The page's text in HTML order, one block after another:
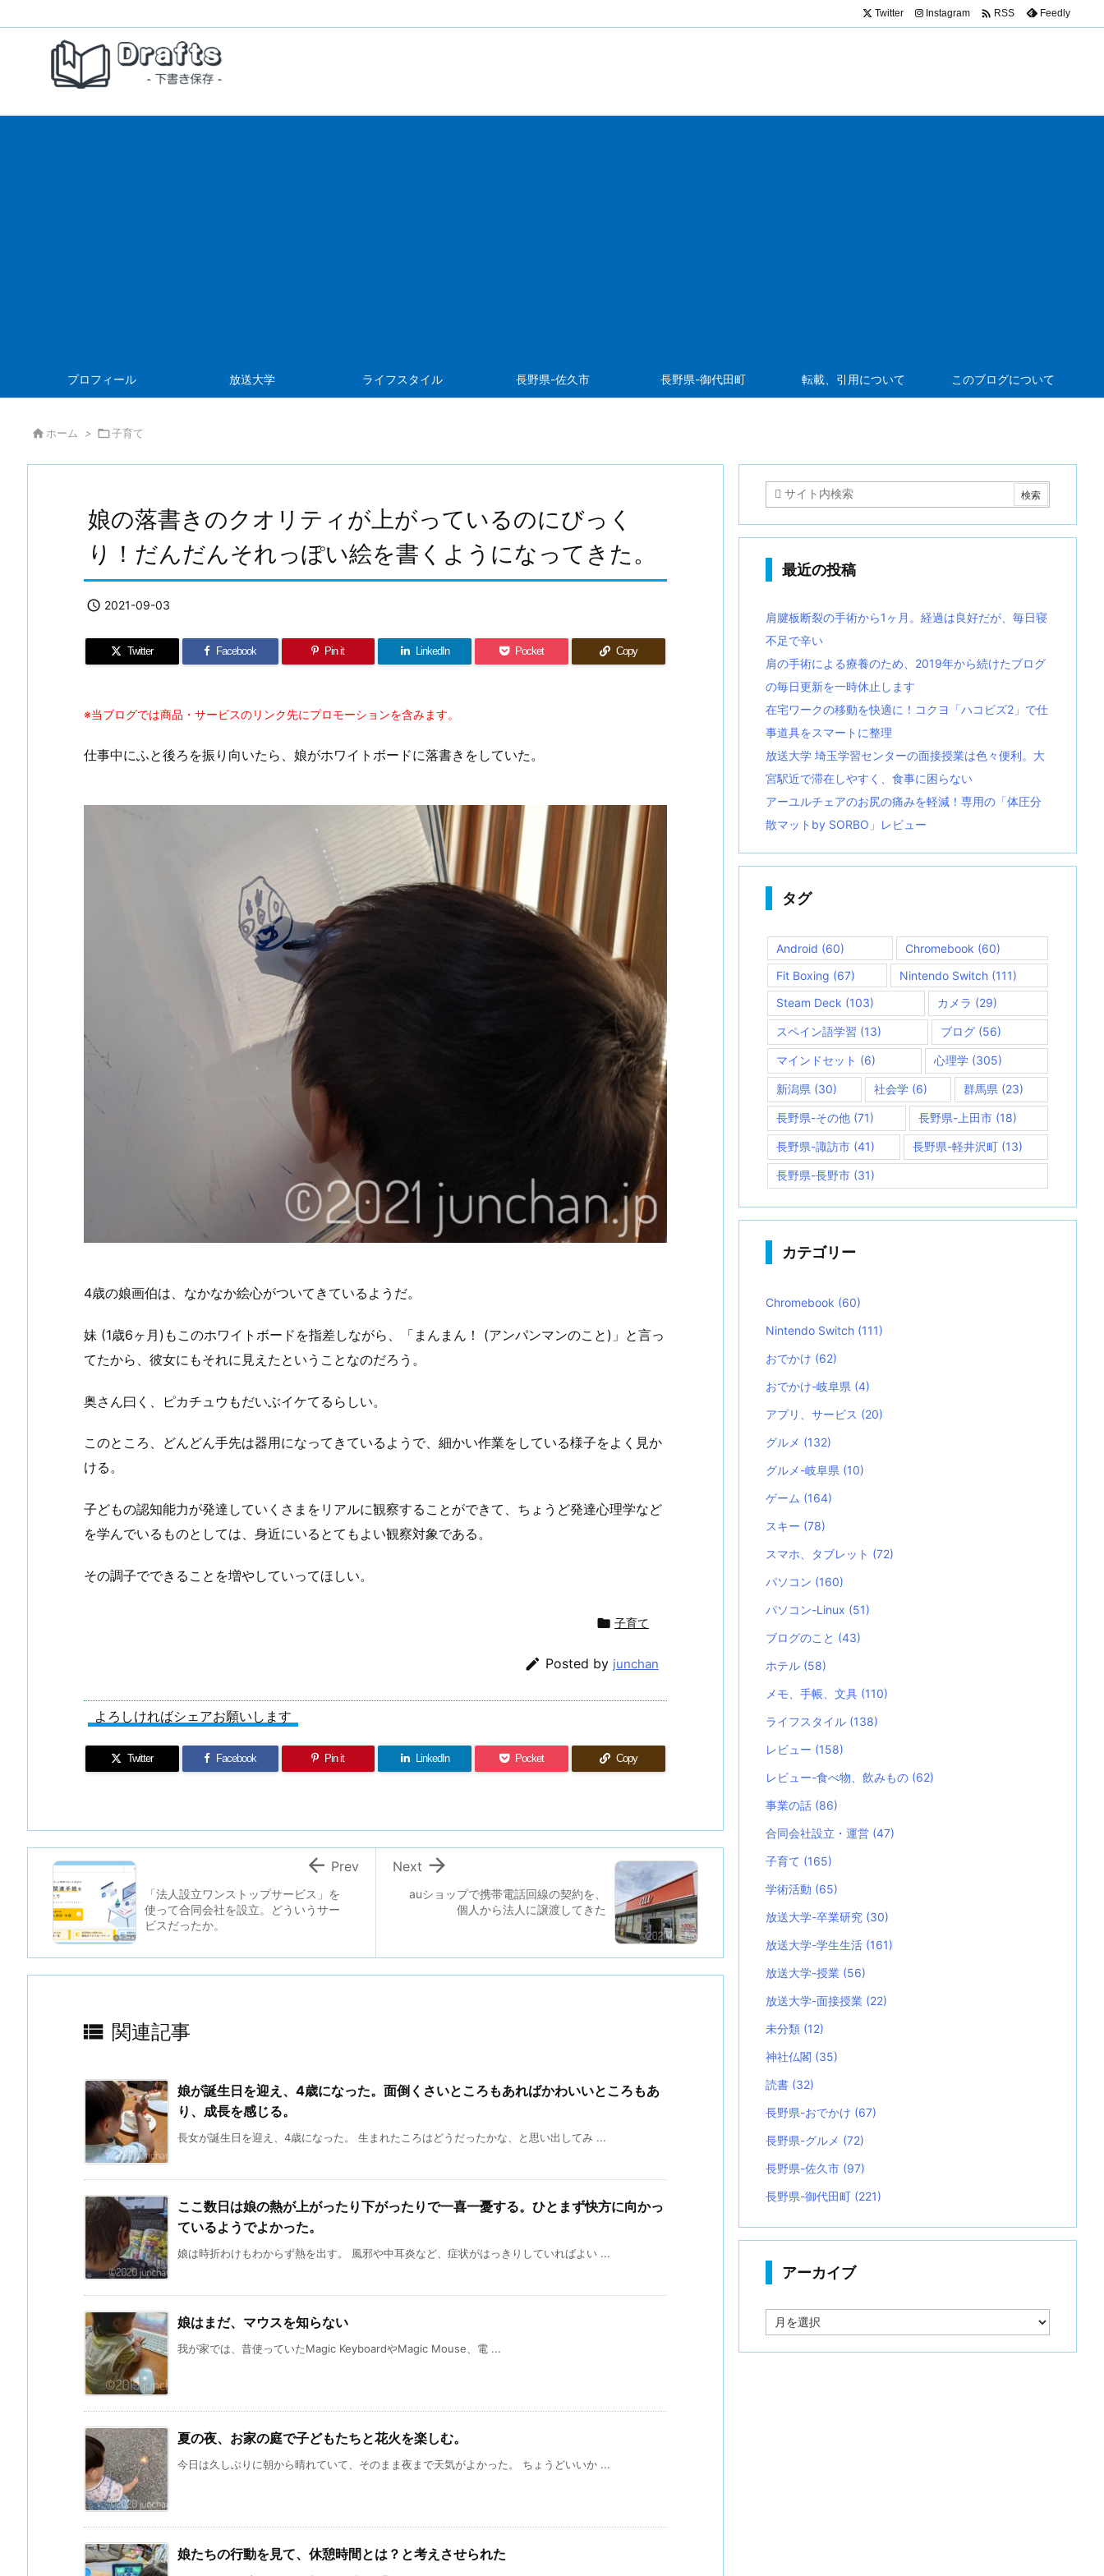
プロフィール 放送大学 ライフスタイル 長野県-佐久市 長野県-御代田町 転載、引用について このブログについて
Twitter Instagram  RSS Feedly
 ホーム > 子育て
娘の落書きのクオリティが上がっているのにびっく
り！だんだんそれっぽい絵を書くようになってきた。
 2021-09-03
Twitter Facebook Pin it LinkedIn Pocket Copy
※当ブログでは商品・サービスのリンク先にプロモーションを含みます。
仕事中にふと後ろを振り向いたら、娘がホワイトボードに落書きをしていた。
4歳の娘画伯は、なかなか絵心がついてきているようだ。
妹 (1歳6ヶ月)もこのホワイトボードを指差しながら、「まんまん！ (アンパンマンのこと)」と言っ
てたから、彼女にもそれに見えたということなのだろう。
奥さん曰く、ピカチュウもだいぶイケてるらしい。
このところ、どんどん手先は器用になってきているようで、細かい作業をしている様子をよく見か
ける。
子どもの認知能力が発達していくさまをリアルに観察することができて、ちょうど発達心理学など
を学んでいるものとしては、身近にいるとてもよい観察対象である。
その調子でできることを増やしていってほしい。
 子育て
 Posted by junchan
よろしければシェアお願いします
Twitter Facebook Pin it LinkedIn Pocket Copy
auショップで携帯電話回線の契約を、
個人から法人に譲渡してきた

Next
「法人設立ワンストップサービス」を
使って合同会社を設立。どういうサー
ビスだったか。
 Prev
 関連記事
娘が誕生日を迎え、4歳になった。面倒くさいところもあればかわいいところもあ
り、成長を感じる。
長女が誕生日を迎え、4歳になった。 生まれたころはどうだったかな、と思い出してみ ...
ここ数日は娘の熱が上がったり下がったりで一喜一憂する。ひとまず快方に向かっ
ているようでよかった。
娘は時折わけもわからず熱を出す。 風邪や中耳炎など、症状がはっきりしていればよい ...
娘はまだ、マウスを知らない
我が家では、昔使っていたMagic KeyboardやMagic Mouse、電 ...
夏の夜、お家の庭で子どもたちと花火を楽しむ。
今日は久しぶりに朝から晴れていて、そのまま夜まで天気がよかった。 ちょうどいいか ...
娘たちの行動を見て、休憩時間とは？と考えさせられた
最近の投稿
肩腱板断裂の手術から1ヶ月。経過は良好だが、毎日寝
不足で辛い
肩の手術による療養のため、2019年から続けたブログ
の毎日更新を一時休止します
在宅ワークの移動を快適に！コクヨ「ハコビズ2」で仕
事道具をスマートに整理
放送大学 埼玉学習センターの面接授業は色々便利。大
宮駅近で滞在しやすく、食事に困らない
アーユルチェアのお尻の痛みを軽減！専用の「体圧分
散マットby SORBO」レビュー
タグ
Android (60) Chromebook (60)
Fit Boxing (67) Nintendo Switch(111)
Steam Deck (103) カメラ (29)
スペイン語学習 (13) ブログ (56)
マインドセット (6) 心理学 (305)
新潟県 (30) 社会学(6) 群馬県 (23)
長野県-その他 (71) 長野県-上田市(18)
長野県-諏訪市 (41) 長野県-軽井沢町 (13)
長野県-長野市 (31)
カテゴリー
Chromebook (60)
Nintendo Switch (111)
おでかけ (62)
おでかけ-岐阜県 (4)
アプリ、サービス (20)
グルメ (132)
グルメ-岐阜県 (10)
ゲーム (164)
スキー (78)
スマホ、タブレット (72)
パソコン (160)
パソコン-Linux (51)
ブログのこと (43)
ホテル (58)
メモ、手帳、文具 (110)
ライフスタイル (138)
レビュー (158)
レビュー-食べ物、飲みもの (62)
事業の話 (86)
合同会社設立・運営 (47)
子育て (165)
学術活動 (65)
放送大学-卒業研究 (30)
放送大学-学生生活 (161)
放送大学-授業 (56)
放送大学-面接授業 (22)
未分類 (12)
神社仏閣 (35)
読書 (32)
長野県-おでかけ (67)
長野県-グルメ (72)
長野県-佐久市 (97)
長野県-御代田町 (221)
アーカイブ
ー